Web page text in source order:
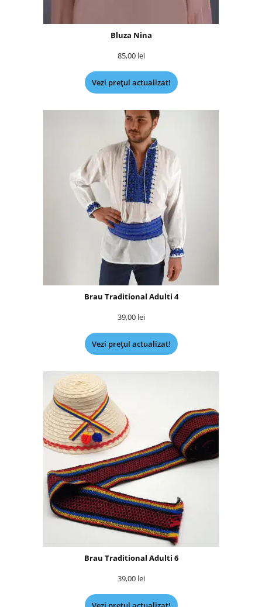
Bluza Nina
85,00 lei
Vezi prețul actualizat!
Brau Traditional Adulti 4
39,00 lei
Vezi prețul actualizat!
Brau Traditional Adulti 6
39,00 lei